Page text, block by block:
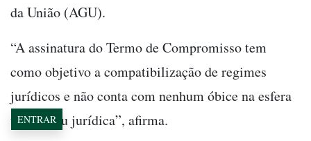
da União (AGU).
“A assinatura do Termo de Compromisso tem
como objetivo a compatibilização de regimes
jurídicos e não conta com nenhum óbice na esfera
técnica ou jurídica”, afirma.
ENTRAR